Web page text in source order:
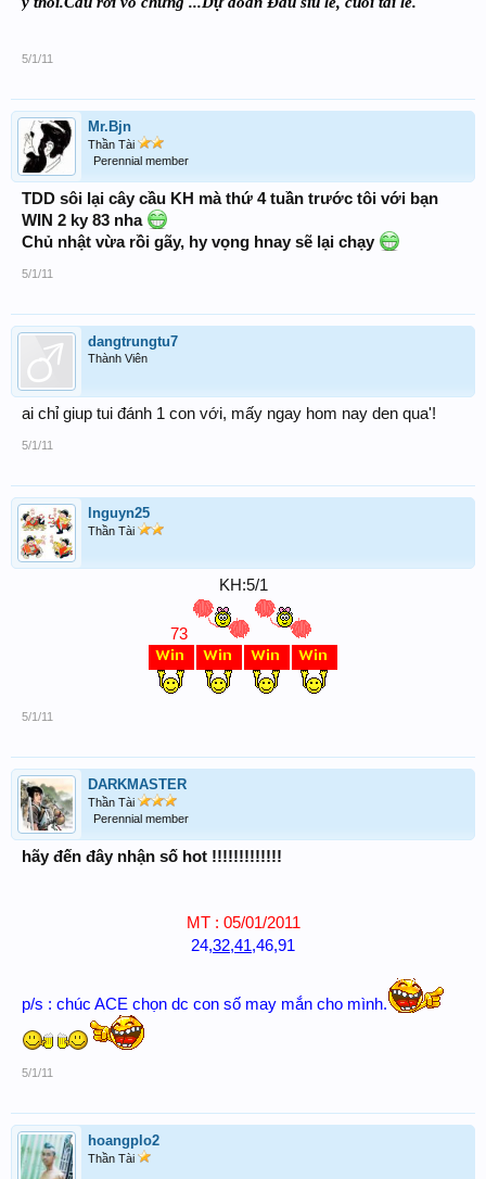
5/1/11
Mr.Bjn
Thần Tài
Perennial member
TDD sôi lại cây cầu KH mà thứ 4 tuần trước tôi với bạn
WIN 2 ky 83 nha
Chủ nhật vừa rồi gãy, hy vọng hnay sẽ lại chạy
5/1/11
dangtrungtu7
Thành Viên
ai chỉ giup tui đánh 1 con với, mấy ngay hom nay den qua'!
5/1/11
lnguyn25
Thần Tài
KH:5/1
73
5/1/11
DARKMASTER
Thần Tài
Perennial member
hãy đến đây nhận số hot !!!!!!!!!!!!!
MT : 05/01/2011
24,32,41,46,91
p/s : chúc ACE chọn dc con số may mắn cho mình.
5/1/11
hoangplo2
Thần Tài